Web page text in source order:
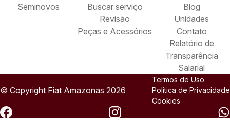
Seminovos
Buscar serviço
Revisão
Peças e Acessórios
Blog
Unidades
Contato
Relatório de
Transparência
Salarial
© Copyright Fiat Amazonas 2026
Termos de Uso
Politica de Privacidade
Cookies